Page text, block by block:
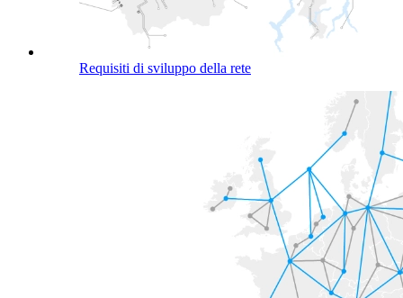
Requisiti di sviluppo della rete